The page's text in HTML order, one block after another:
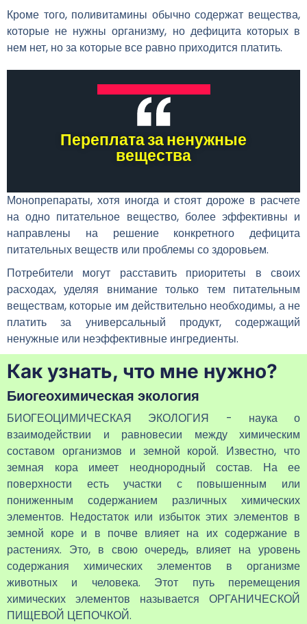
Кроме того, поливитамины обычно содержат вещества,
которые не нужны организму, но дефицита которых в
нем нет, но за которые все равно приходится платить.
Переплата за ненужные
вещества
Монопрепараты, хотя иногда и стоят дороже в расчете
на одно питательное вещество, более эффективны и
направлены на решение конкретного дефицита
питательных веществ или проблемы со здоровьем.
Потребители могут расставить приоритеты в своих
расходах, уделяя внимание только тем питательным
веществам, которые им действительно необходимы, а не
платить за универсальный продукт, содержащий
ненужные или неэффективные ингредиенты.
Как узнать, что мне нужно?
Биогеохимическая экология
БИОГЕОЦИМИЧЕСКАЯ ЭКОЛОГИЯ - наука о
взаимодействии и равновесии между химическим
составом организмов и земной корой. Известно, что
земная кора имеет неоднородный состав. На ее
поверхности есть участки с повышенным или
пониженным содержанием различных химических
элементов. Недостаток или избыток этих элементов в
земной коре и в почве влияет на их содержание в
растениях. Это, в свою очередь, влияет на уровень
содержания химических элементов в организме
животных и человека. Этот путь перемещения
химических элементов называется ОРГАНИЧЕСКОЙ
ПИЩЕВОЙ ЦЕПОЧКОЙ.